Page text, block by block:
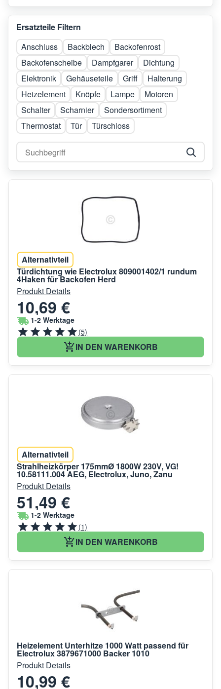
Ersatzteile Filtern
Anschluss
Backblech
Backofenrost
Backofenscheibe
Dampfgarer
Dichtung
Elektronik
Gehäuseteile Griff
Halterung
Heizelement
Knöpfe Lampe
Motoren
Schalter
Scharnier
Sondersortiment
Thermostat
Tür Türschloss
Alternativteil
Türdichtung wie Electrolux 809001402/1 rundum
4Haken für Backofen Herd
Produkt Details
10,69 €
1-2 Werktage
(5)
IN DEN WARENKORB
Alternativteil
Strahlheizkörper 175mmØ 1800W 230V, VG!
10.58111.004 AEG, Electrolux, Juno, Zanu
Produkt Details
51,49 €
1-2 Werktage
(1)
IN DEN WARENKORB
Heizelement Unterhitze 1000 Watt passend für
Electrolux 3879671000 Backer 1010
Produkt Details
10,99 €